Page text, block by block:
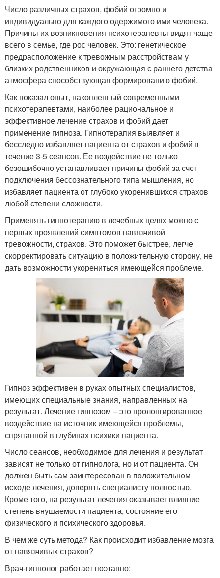
Число различных страхов, фобий огромно и
индивидуально для каждого одержимого ими человека.
Причины их возникновения психотерапевты видят чаще
всего в семье, где рос человек. Это: генетическое
предрасположение к тревожным расстройствам у
близких родственников и окружающая с раннего детства
атмосфера способствующая формированию фобий.
Как показал опыт, накопленный современными
психотерапевтами, наиболее рациональное и
эффективное лечение страхов и фобий дает
применение гипноза. Гипнотерапия выявляет и
бесследно избавляет пациента от страхов и фобий в
течение 3-5 сеансов. Ее воздействие не только
безошибочно устанавливает причины фобий за счет
подключения бессознательного типа мышления, но
избавляет пациента от глубоко укоренившихся страхов
любой степени сложности.
Применять гипнотерапию в лечебных целях можно с
первых проявлений симптомов навязчивой
тревожности, страхов. Это поможет быстрее, легче
скорректировать ситуацию в положительную сторону, не
дать возможности укорениться имеющейся проблеме.
Гипноз эффективен в руках опытных специалистов,
имеющих специальные знания, направленных на
результат. Лечение гипнозом – это пролонгированное
воздействие на источник имеющейся проблемы,
спрятанной в глубинах психики пациента.
Число сеансов, необходимое для лечения и результат
зависят не только от гипнолога, но и от пациента. Он
должен быть сам заинтересован в положительном
исходе лечения, доверять специалисту полностью.
Кроме того, на результат лечения оказывает влияние
степень внушаемости пациента, состояние его
физического и психического здоровья.
В чем же суть метода? Как происходит избавление мозга
от навязчивых страхов?
Врач-гипнолог работает поэтапно: